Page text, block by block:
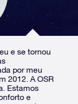
e se tornou
por meu
2012. A OSR
Estamos
e